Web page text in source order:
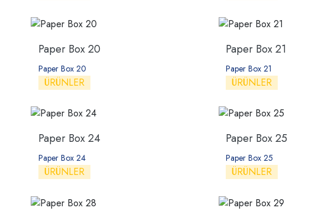
Paper Box 20
Paper Box 20
ÜRÜNLER
Paper Box 21
Paper Box 21
ÜRÜNLER
Paper Box 24
Paper Box 24
ÜRÜNLER
Paper Box 25
Paper Box 25
ÜRÜNLER